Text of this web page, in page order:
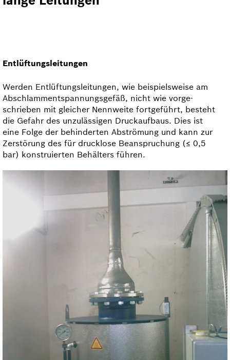
Entlüftungsleitungen
Werden Entlüftungsleitungen, wie beispielsweise am
Abschlammentspannungsgefäß, nicht wie vorge­
schrieben mit gleicher Nennweite fortgeführt, besteht
die Gefahr des unzulässigen Druckaufbaus. Dies ist
eine Folge der behinderten Abströmung und kann zur
Zerstörung des für drucklose Beanspruchung (≤ 0,5
bar) konstruierten Behälters führen.